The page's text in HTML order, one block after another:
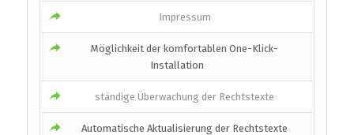
Impressum
Möglichkeit der komfortablen One-Klick-
Installation
ständige Überwachung der Rechtstexte
Automatische Aktualisierung der Rechtstexte